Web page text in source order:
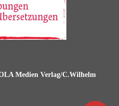
Medien Verlag/C.Wilhelm